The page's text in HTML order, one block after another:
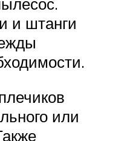
и штанги
или